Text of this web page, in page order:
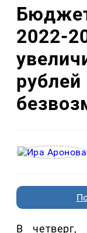
2022-
рублей
В четверг,